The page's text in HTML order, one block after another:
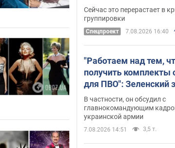
критический
удалось
Сейчас это перерастает в
группировки
Спецпроект 7.08.2026 16:40
"Работаем над тем,
получить комплекты
для ПВО": Зеленский
доклад Драпатого и
новых мерах
В частности, он обсудил с
главнокомандующим
украинской армии
7.08.2026 14:51 3,5 т.